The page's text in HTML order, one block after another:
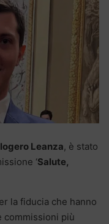
Leanza, è stato
‘Salute,
la fiducia che hanno
commissioni più